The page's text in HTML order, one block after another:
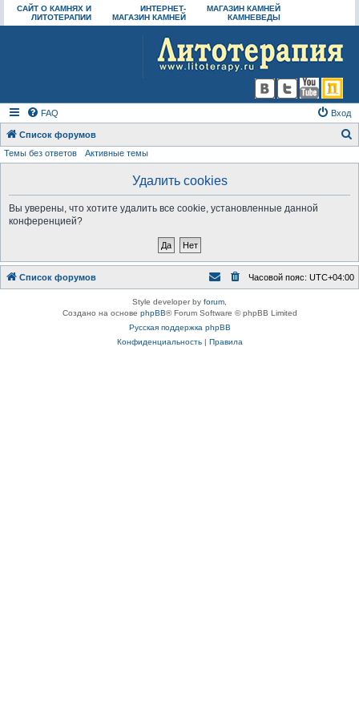
САЙТ О КАМНЯХ И
ЛИТОТЕРАПИИ
ИНТЕРНЕТ-
МАГАЗИН КАМНЕЙ
МАГАЗИН КАМНЕЙ
КАМНЕВЕДЫ
FAQ Вход
Список форумов
Темы без ответов Активные темы
Удалить cookies
Вы уверены, что хотите удалить все cookie, установленные данной
конференцией?
Список форумов Часовой пояс: UTC+04:00
Style developer by forum
Создано на основе phpBB® Forum Software © phpBB Limited
Русская поддержка phpBB
Конфиденциальность| Правила